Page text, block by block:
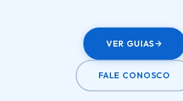
VER GUIAS
FALE CONOSCO